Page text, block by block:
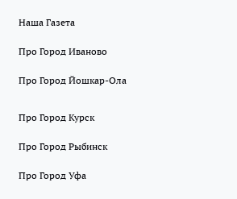
Наша Газета
Про Город Иваново
Про Город Йошкар-Ола
Про Город Курск
Про Город Рыбинск
Про Город Уфа